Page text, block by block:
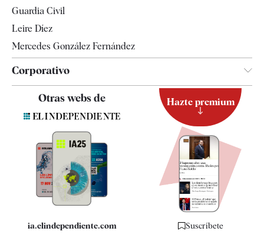
Guardia Civil
Leire Díez
Mercedes González Fernández
Corporativo
Contacto
Quiénes somos
Especificaciones
Otras webs de
ia.elindependiente.com
Hazte premium
Suscríbete